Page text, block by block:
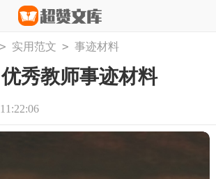
> 实用范文 > 事迹材料
秀教师事迹材料